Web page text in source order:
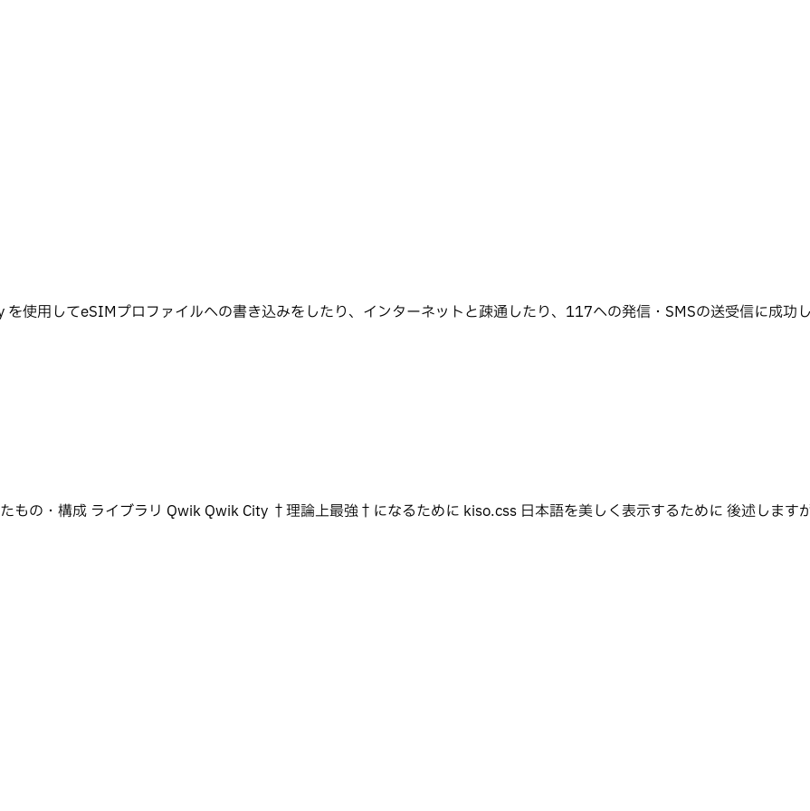
してeSIMプロファイルへの書き込みをしたり、インターネットと疎通したり、117への発信・SMSの送受信に成功
の・構成 ライブラリ Qwik Qwik City †理論上最強†になるために kiso.css 日本語を美しく表示するために 後述しま